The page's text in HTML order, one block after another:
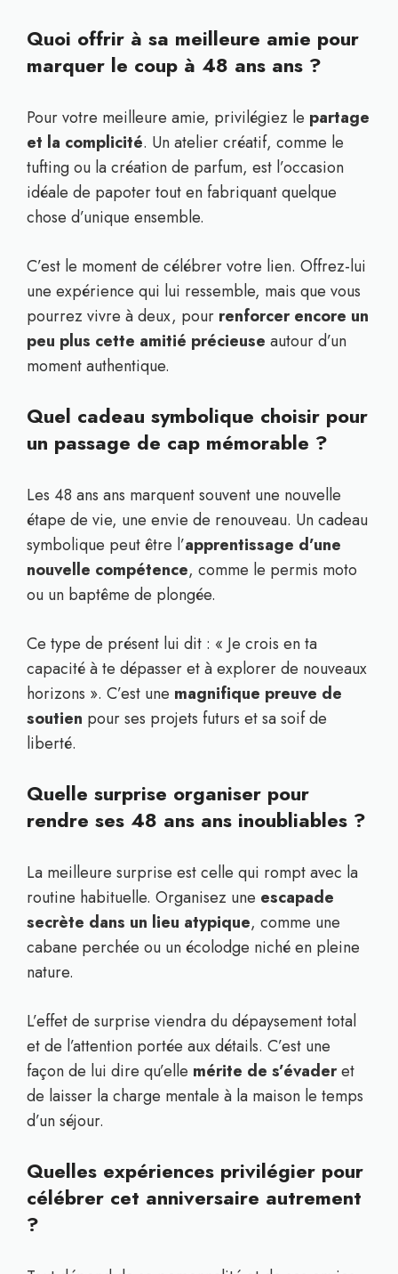
Quoi offrir à sa meilleure amie pour
marquer le coup à 48 ans ans ?
Pour votre meilleure amie, privilégiez le partage
et la complicité. Un atelier créatif, comme le
tufting ou la création de parfum, est l’occasion
idéale de papoter tout en fabriquant quelque
chose d’unique ensemble.
C’est le moment de célébrer votre lien. Offrez-lui
une expérience qui lui ressemble, mais que vous
pourrez vivre à deux, pour renforcer encore un
peu plus cette amitié précieuse autour d’un
moment authentique.
Quel cadeau symbolique choisir pour
un passage de cap mémorable ?
Les 48 ans ans marquent souvent une nouvelle
étape de vie, une envie de renouveau. Un cadeau
symbolique peut être l’apprentissage d’une
nouvelle compétence, comme le permis moto
ou un baptême de plongée.
Ce type de présent lui dit : « Je crois en ta
capacité à te dépasser et à explorer de nouveaux
horizons ». C’est une magnifique preuve de
soutien pour ses projets futurs et sa soif de
liberté.
Quelle surprise organiser pour
rendre ses 48 ans ans inoubliables ?
La meilleure surprise est celle qui rompt avec la
routine habituelle. Organisez une escapade
secrète dans un lieu atypique, comme une
cabane perchée ou un écolodge niché en pleine
nature.
L’effet de surprise viendra du dépaysement total
et de l’attention portée aux détails. C’est une
façon de lui dire qu’elle mérite de s’évaderet
de laisser la charge mentale à la maison le temps
d’un séjour.
Quelles expériences privilégier pour
célébrer cet anniversaire autrement
?